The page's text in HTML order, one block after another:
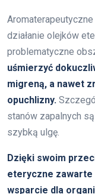
działanie olejków
problematyczne
uśmierzyć
migreną, a nawet
opuchlizny.
stanów zapalnych
szybką ulgę.
Dzięki swoim
eteryczne zawarte
wsparcie dla